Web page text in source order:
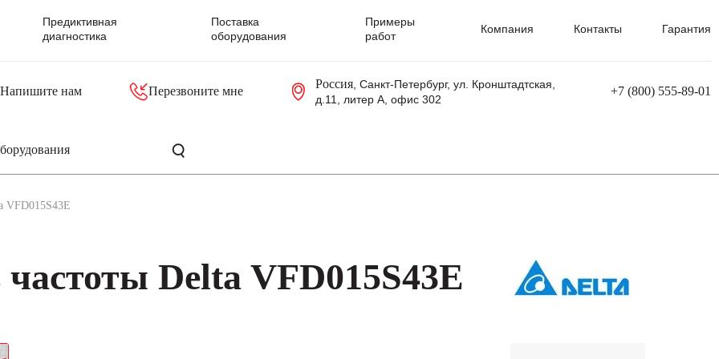
Предиктивная
диагностика
Поставка
оборудования
Примеры
работ
Компания Контакты Гарантия
Напишите нам Перезвоните мне
Россия, Санкт-Петербург, ул. Кронштадтская,
д.11, литер А, офис 302
+7 (800) 555-89-01
VFD015S43E
Delta VFD015S43E